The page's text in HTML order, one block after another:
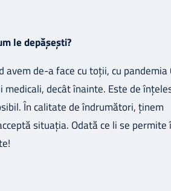
le depășești?
de-a face cu toții, cu pandemia
decât înainte. Este de
În calitate de îndrumători, ținem
situația. Odată ce li se permite